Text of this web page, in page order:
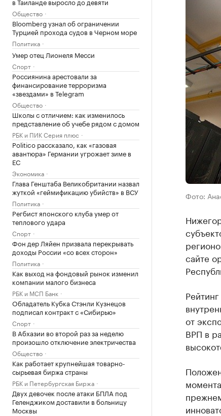
Общество
Bloomberg узнал об ограничении
Турцией прохода судов в Черном море
Политика
Умер отец Лионеля Месси
Спорт
Россиянина арестовали за
финансирование терроризма
«звездами» в Telegram
Общество
Школы с отличием: как изменилось
представление об учебе рядом с домом
РБК и ПИК Серия плюс
Politico рассказало, как «газовая
авантюра» Германии угрожает зиме в
ЕС
Экономика
Глава Генштаба Великобритании назвал
жуткой «геймификацию убийств» в ВСУ
Политика
Регбист японского клуба умер от
теплового удара
Спорт
Фон дер Ляйен призвала перекрывать
доходы России «со всех сторон»
Политика
Как выход на фондовый рынок изменил
компании малого бизнеса
РБК и МСП Банк
Обладатель Кубка Стэнли Кузнецов
подписал контракт с «Сибирью»
Спорт
В Абхазии во второй раз за неделю
произошло отключение электричества
Общество
Как работает крупнейшая товарно-
сырьевая биржа страны
РБК и Петербургская Биржа
Двух девочек после атаки БПЛА под
Геленджиком доставили в больницу
Москвы
Фото:
сайте
от
ВРП в